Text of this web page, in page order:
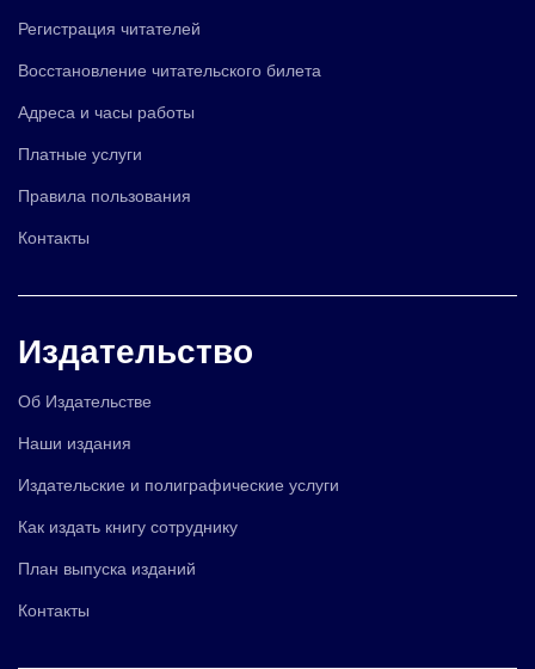
Регистрация читателей
Восстановление читательского билета
Адреса и часы работы
Платные услуги
Правила пользования
Контакты
Издательство
Об Издательстве
Наши издания
Издательские и полиграфические услуги
Как издать книгу сотруднику
План выпуска изданий
Контакты